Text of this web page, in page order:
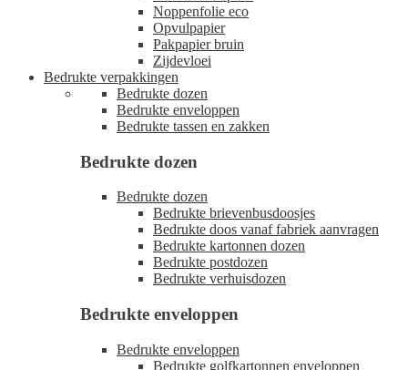
Noppenfolie eco
Opvulpapier
Pakpapier bruin
Zijdevloei
Bedrukte verpakkingen
Bedrukte dozen
Bedrukte enveloppen
Bedrukte tassen en zakken
Bedrukte dozen
Bedrukte dozen
Bedrukte brievenbusdoosjes
Bedrukte doos vanaf fabriek aanvragen
Bedrukte kartonnen dozen
Bedrukte postdozen
Bedrukte verhuisdozen
Bedrukte enveloppen
Bedrukte enveloppen
Bedrukte golfkartonnen enveloppen